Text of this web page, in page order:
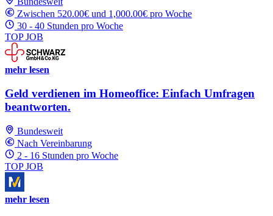
Zwischen 520.00€ und 1,000.00€ pro Woche
30 - 40 Stunden pro Woche
TOP JOB
mehr lesen
Geld verdienen im Homeoffice: Einfach Umfragen
beantworten.
Bundesweit
Nach Vereinbarung
2 - 16 Stunden pro Woche
TOP JOB
mehr lesen